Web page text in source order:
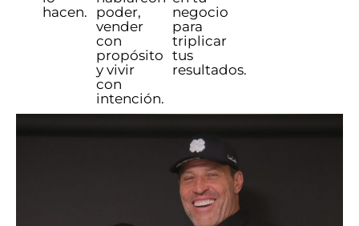
hacen.
poder,
vender
con
propósito
y vivir
con
intención.
negocio
para
triplicar
tus
resultados.